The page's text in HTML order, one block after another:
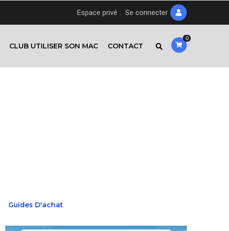
Espace privé : Se connecter
CLUB UTILISER SON MAC CONTACT
0
Guides D'achat